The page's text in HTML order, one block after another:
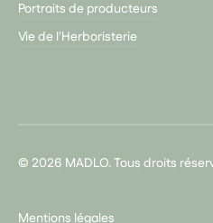
Portraits de producteurs
Vie de l'Herboristerie
© 2026 MADLO. Tous droits
Mentions légales